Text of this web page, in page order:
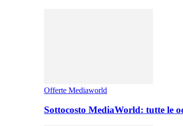
Offerte Mediaworld
Sottocosto MediaWorld: tutte le